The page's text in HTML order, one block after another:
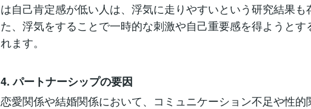
は自己肯定感が低い人は、浮気に走りやすいという研究結果も
た、浮気をすることで一時的な刺激や自己重要感を得ようとす
れます。
4. パートナーシップの要因
恋愛関係や結婚関係において、コミュニケーション不足や性的